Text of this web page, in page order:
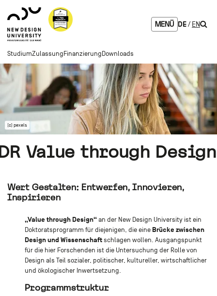
Inhalt
Hauptnavigation
Footernavigation
Logo
NDU
verlinkt
zur
Startseite
MENÜ DE EN
StudiumZulassung Finanzierung Downloads
(c) pexels
Value through Design
Wert Gestalten: Entwerfen, Innovieren,
Inspirieren
„Value through Design“an der New Design University ist ein
Doktoratsprogramm für diejenigen, die eine Brücke zwischen
Design und Wissenschaftschlagen wollen. Ausgangspunkt
für die hier Forschenden ist die Untersuchung der Rolle von
Design als Teil sozialer, politischer, kultureller, wirtschaftlicher
und ökologischer Inwertsetzung.
Programmstruktur